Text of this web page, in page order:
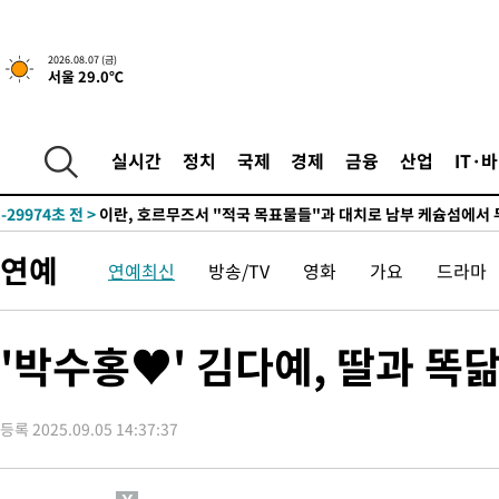
2026.08.07 (금)
서울 29.0℃
실시간 정치 국제 경제 금융 산업 IT·
-24560초 전 >
[속보] 뉴욕증시, 일제 하락 마감…나스닥 0.06%↓
-29974초 전 >
례 큰 폭발음
-28689초 전 > [속보]美, 폴리실리콘 수입 규제…파생제품 15% 관세, 120일
-24540초 전 > [속보] 뉴욕증시, 일제 하락 마감…나스닥 0.06%↓
-29994초 전 >이란, 호르무즈서 "적국 목표물들"과 대치로 남부 케슘섬에서
발효
-26860초 전 >[속보]트럼프, 美 원정출산 금지 행정명령 서명
연예 연예최신 방송/TV 영화 가요 드라마
'박수홍♥' 김다예, 딸과 똑
등록 2025.09.05 14:37:37